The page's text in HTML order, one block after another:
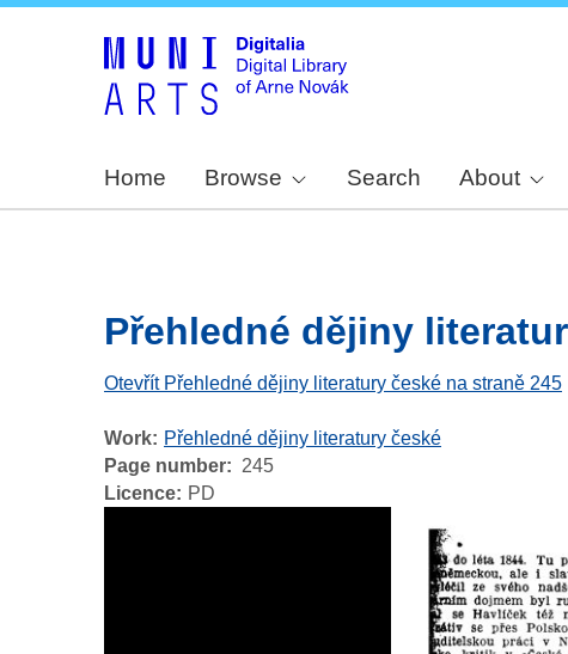
Home Browse Search About
Přehledné dějiny
Otevřít Přehledné dějiny literatury české na straně 245
Work
Přehledné dějiny literatury české
Page number
245
Licence
PD